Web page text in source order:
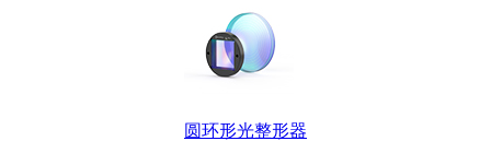
圆环形光整形器